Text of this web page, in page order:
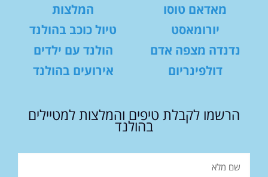
מאדאם טוסו
יורומאסט
נדנדה מצפה אדם
דולפינריום
המלצות
טיול כוכב בהולנד
הולנד עם ילדים
אירועים בהולנד
הרשמו לקבלת טיפים והמלצות למטיילים
בהולנד